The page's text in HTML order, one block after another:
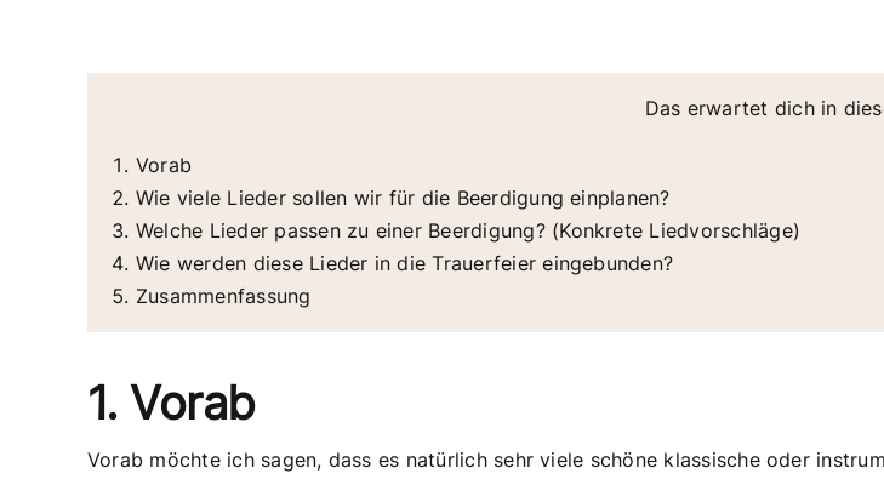
Das erwartet dich in
Vorab
Wie viele Lieder sollen wir für die Beerdigung einplanen?
Welche Lieder passen zu einer Beerdigung?(Konkrete Liedvorschläge)
Wie werden diese Lieder in die Trauerfeier eingebunden?
Zusammenfassung
1. Vorab
Vorab möchte ich sagen, dass es natürlich sehr viele schöne klassische oder